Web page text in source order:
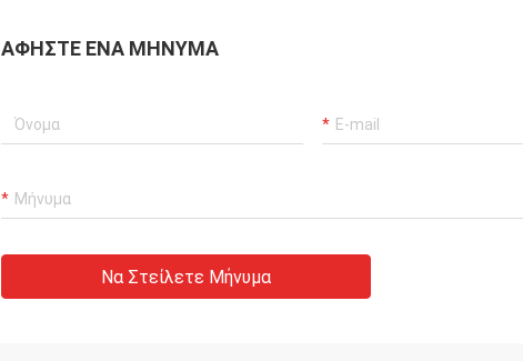
ΑΦΉΣΤΕ ΈΝΑ ΜΉΝΥΜΑ
Να Στείλετε Μήνυμα